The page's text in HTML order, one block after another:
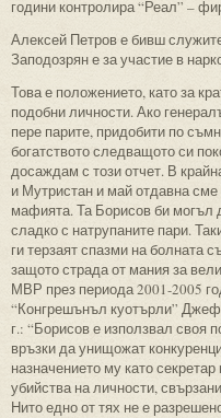
години контролира “Реал” –
Алексей Петров е бивш
Заподозрян е за участие в
Това е положението, като за
подобни личности. Ако
пере парите, придобити по
богатството следващото си
досаждам с този отчет. В
и Мутристан и май отдавна
мафията. Та Борисов би могъл
сладко с натрупаните пари.
ги терзаят спазми на болната
защото страда от мания за
МВР през периода 2001-2005
“Конгрешънъл куотърли” Джеф
г.: “Борисов е използвал своя
връзки да унищожат
назначението му като
убийства на личности,
Нито едно от тях не е